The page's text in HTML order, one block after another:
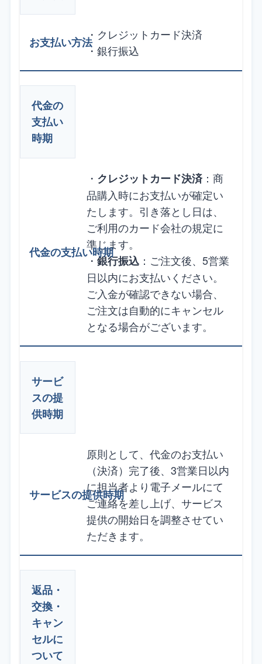
・クレジットカード決済
・銀行振込
代金の
支払い
時期
・ クレジットカード決済：商
品購入時にお支払いが確定い
たします。引き落とし日は、
ご利用のカード会社の規定に
準じます。
・銀行振込 ：ご注文後、5営業
日以内にお支払いください。
ご入金が確認できない場合、
ご注文は自動的にキャンセル
となる場合がございます。
サービ
スの提
供時期
原則として、代金のお支払い
（決済）完了後、3営業日以内
に担当者より電子メールにて
ご連絡を差し上げ、サービス
提供の開始日を調整させてい
ただきます。
返品・
交換・
キャン
セルに
ついて